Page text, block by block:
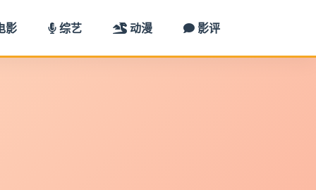
影 综艺 动漫 影评